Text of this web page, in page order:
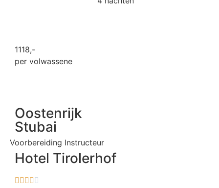
1118,-
per volwassene
Oostenrijk
Stubai
Voorbereiding Instructeur
Hotel Tirolerhof
    